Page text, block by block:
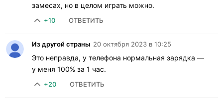
замесах, но в целом играть можно.
+10 ОТВЕТИТЬ
Из другой страны 20 октября 2023 в 10:25
Это неправда, у телефона нормальная зарядка —
у меня 100% за 1 час.
+20 ОТВЕТИТЬ